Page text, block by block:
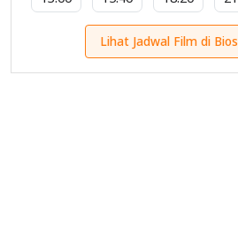
Lihat Jadwal Film di